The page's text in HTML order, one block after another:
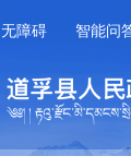
无障碍 智能问